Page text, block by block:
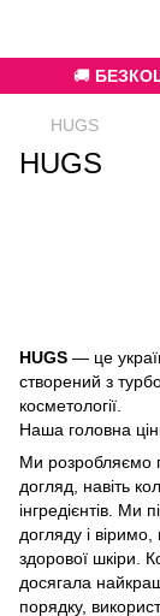
🚚
HUGS
HUGS
HUGS — це
створений з
косметології.
Наша головна
Ми розробляємо
догляд, навіть
інгредієнтів. Ми
догляду і
здорової шкіри.
досягала
порядку,